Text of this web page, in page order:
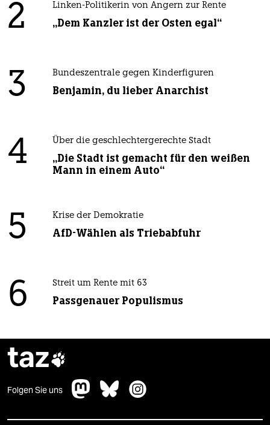
2 Linken-Politikerin von Angern zur Rente
„Dem Kanzler ist der Osten egal“
3 Bundeszentrale gegen Kinderfiguren
Benjamin, du lieber Anarchist
4 Über die geschlechtergerechte Stadt
„Die Stadt ist gemacht für den weißen
Mann in einem Auto“
5 Krise der Demokratie
AfD-Wählen als Triebabfuhr
6 Streit um Rente mit 63
Passgenauer Populismus
taz
Folgen Sie uns